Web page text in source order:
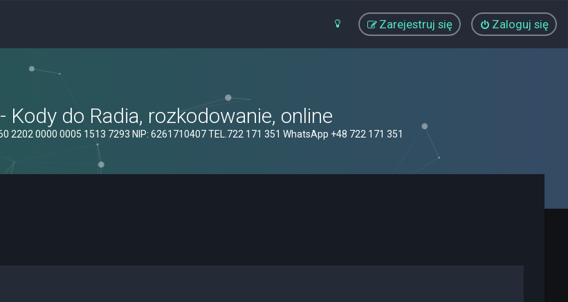
Zaloguj się
Zarejestruj się
Kody do Radia, rozkodowanie, online
2202 0000 0005 1513 7293 NIP: 6261710407 TEL.722 171 351 WhatsApp +48 722 171 351